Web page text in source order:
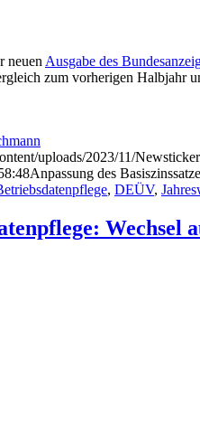
neuenAusgabe des
zum vorherigen Halbjahr
uploads/2023/11/
Anpassung des
, DEÜV,
Wechsel